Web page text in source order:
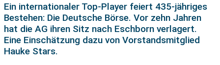
Ein internationaler Top-Player feiert 435-jähriges
Bestehen: Die Deutsche Börse. Vor zehn Jahren
hat die AG ihren Sitz nach Eschborn verlagert.
Eine Einschätzung dazu von Vorstandsmitglied
Hauke Stars.